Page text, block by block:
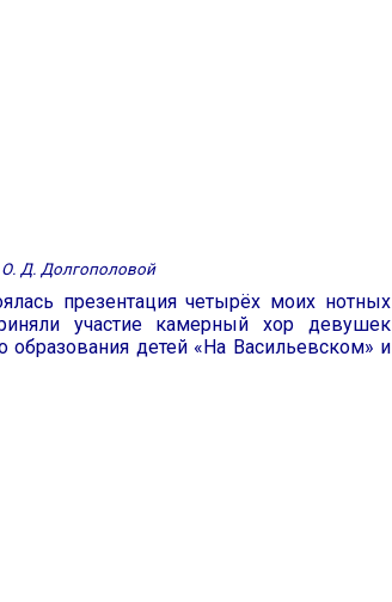
О. Д. Долгополовой
презентация четырёх моих нотных
участие камерный хор девушек
образования детей «На Васильевском» и